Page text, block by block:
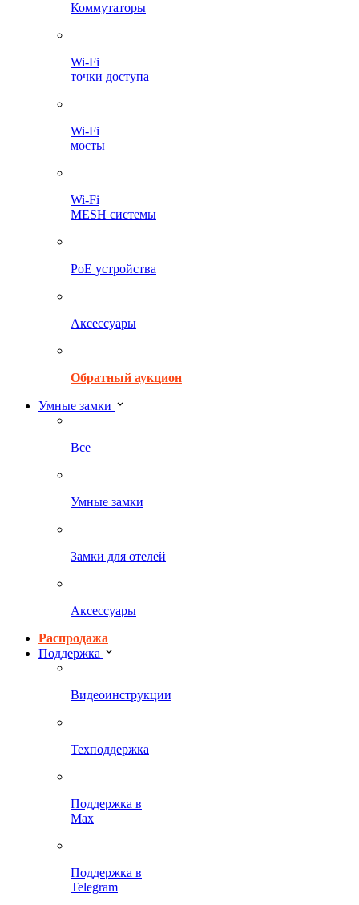
Коммутаторы
Wi-Fi
точки доступа
Wi-Fi
мосты
Wi-Fi
MESH системы
PoE устройства
Аксессуары
Обратный аукцион
Умные замки
Все
Умные замки
Замки для отелей
Аксессуары
Распродажа
Поддержка
Видеоинструкции
Техподдержка
Поддержка в
Max
Поддержка в
Telegram